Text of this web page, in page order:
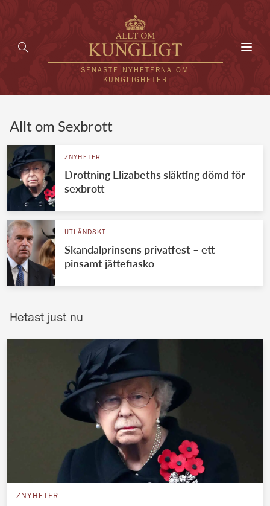
SENASTE NYHETERNA OM
KUNGLIGHETER
UTLÄNDSKT
VÄRLDENS KUNGAHUS
Svenska kungahuset
Brittiska kungahuset
Nederländska kungahuset
Belgiska kungahuset
Jordanska kungahuset
Luxemburgska storhertighuset
Japanska kejsarhuset
Thailändska kungahuset
Marockanska kungahuset
REDAKTION
Allt om Sexbrott
ZNYHETER
Drottning Elizabeths släkting dömd för
sexbrott
UTLÄNDSKT
Skandalprinsens privatfest – ett
pinsamt jättefiasko
Hetast just nu
ZNYHETER